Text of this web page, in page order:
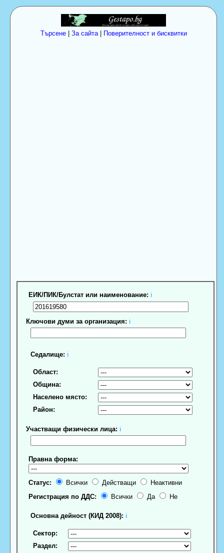
Търсене| За сайта| Поверителност и бисквитки
ЕИК/ПИК/Булстат или наименование: ℹ
Ключови думи за организация: ℹ
Седалище: ℹ
Област:
Община:
Населено място:
Район:
Участващи физически лица: ℹ
Правна форма:
Статус: Всички Действащи
Неактивни
Регистрация по ДДС:
Всички Да Не
Основна дейност (КИД 2008): ℹ
Сектор:
Раздел: